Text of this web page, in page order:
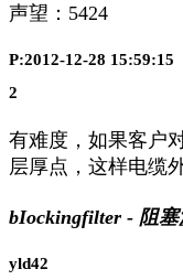
声望： 5424
P:2012-12-28 15:59:15
2
有难度，如果客户
层厚点，这样电缆
bIockingfilter - 阻
yld42